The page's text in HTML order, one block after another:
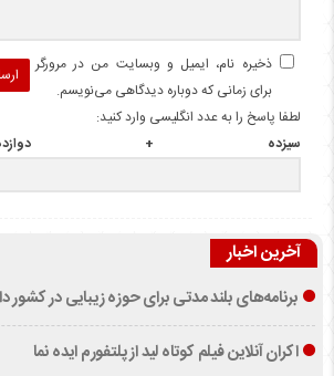
ذخیره نام، ایمیل و وبسایت من در مرورگر
برای زمانی که دوباره دیدگاهی می‌نویسم.
لطفا پاسخ را به عدد انگلیسی وارد کنید:
سیزده +
آخرین اخبار
برنامه‌های بلند مدتی برای حوزه زیبایی در کشور
اکران آنلاین فیلم کوتاه لید از پلتفورم ایده نما